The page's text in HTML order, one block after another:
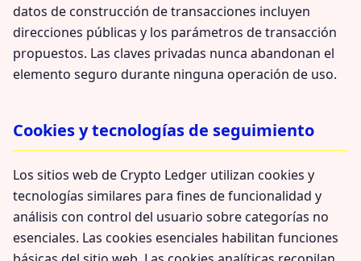
datos de construcción de transacciones incluyen
direcciones públicas y los parámetros de transacción
propuestos. Las claves privadas nunca abandonan el
elemento seguro durante ninguna operación de uso.
Cookies y tecnologías de seguimiento
Los sitios web de Crypto Ledger utilizan cookies y
tecnologías similares para fines de funcionalidad y
análisis con control del usuario sobre categorías no
esenciales. Las cookies esenciales habilitan funciones